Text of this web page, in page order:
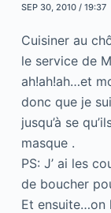
SEP 30, 2010 / 19:37
Cuisiner au
le service de
ah!ah!ah…et
donc que je
jusqu’à se
masque .
PS: J’ ai les
de boucher
Et ensuite…on